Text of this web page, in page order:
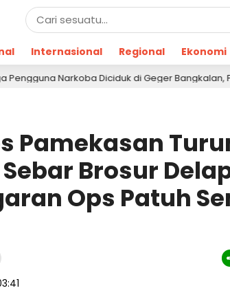
Internasional Regional Ekonomi
Diciduk di Geger Bangkalan, Polisi Masih
Pamekasan
Brosur
Ops Patuh